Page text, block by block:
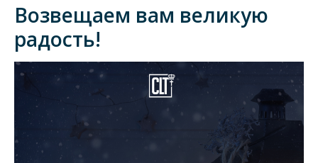
Возвещаем вам великую
радость!